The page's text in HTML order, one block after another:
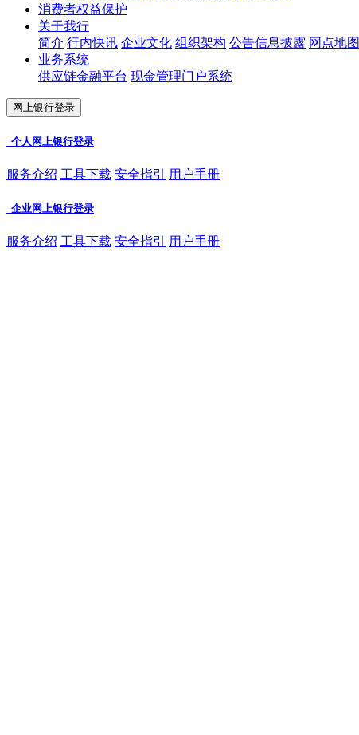
消费者权益保护
关于我行
简介 行内快讯 企业文化 组织架构 公告信息披露 网点地图
业务系统
供应链金融平台 现金管理门户系统
网上银行登录
个人网上银行登录
服务介绍 工具下载 安全指引 用户手册
企业网上银行登录
服务介绍 工具下载 安全指引 用户手册